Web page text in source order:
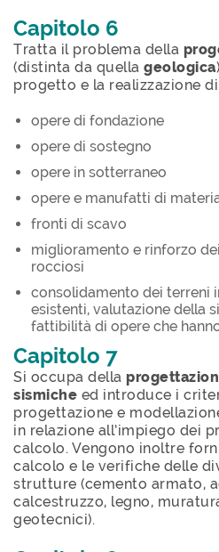
Capitolo 6
Tratta il problema della
(distinta da quella geologica
progetto e la realizzazione
opere di fondazione
opere di sostegno
opere in sotterraneo
opere e manufatti di
fronti di scavo
miglioramento e rinforzo
rocciosi
consolidamento dei terreni
esistenti, valutazione della
fattibilità di opere che
Capitolo 7
Si occupa della
sismiche ed introduce i
progettazione e
in relazione all’impiego dei
calcolo. Vengono inoltre
calcolo e le verifiche delle
strutture (cemento armato,
calcestruzzo, legno,
geotecnici).